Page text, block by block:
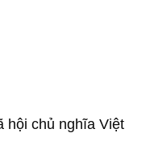
hội chủ nghĩa Việt